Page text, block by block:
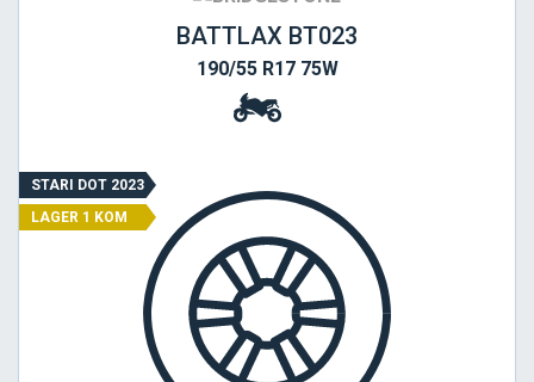
BATTLAX BT023
190/55 R17 75W
STARI DOT 2023
LAGER 1 KOM